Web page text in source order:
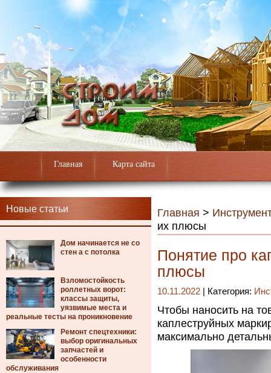
Главная Карта сайта
Новые статьи
Дом начинается не со
стен а с потолка
Взломостойкость
роллетных ворот:
классы защиты,
уязвимые места и
реальные тесты на проникновение
Ремонт спецтехники:
выбор оригинальных
запчастей и
особенности
обслуживания
Главная >
их плюсы
Понятие про
плюсы
10.11.2022 | Категория:
Чтобы наносить на
каплеструйных
максимально